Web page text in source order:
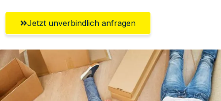
Jetzt unverbindlich anfragen